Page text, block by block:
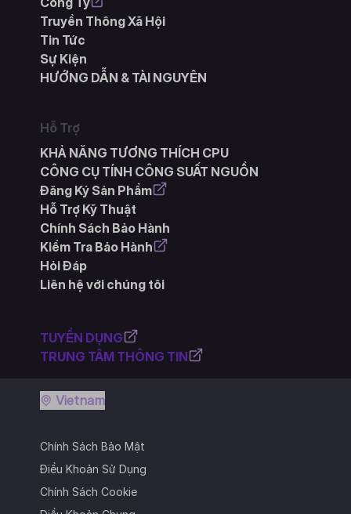
Truyền Thông Xã Hội
Tin Tức
Sự Kiện
HƯỚNG DẪN & TÀI NGUYÊN
Hỗ Trợ
KHẢ NĂNG TƯƠNG THÍCH CPU
CÔNG CỤ TÍNH CÔNG SUẤT NGUỒN
Đăng Ký Sản Phẩm
Hỗ Trợ Kỹ Thuật
Chính Sách Bảo Hành
Kiểm Tra Bảo Hành
Hỏi Đáp
Liên hệ với chúng tôi
TUYỂN DỤNG
TRUNG TÂM THÔNG TIN
Chính Sách Bảo Mật
Điều Khoản Sử Dụng
Chính Sách Cookie
Vietnam